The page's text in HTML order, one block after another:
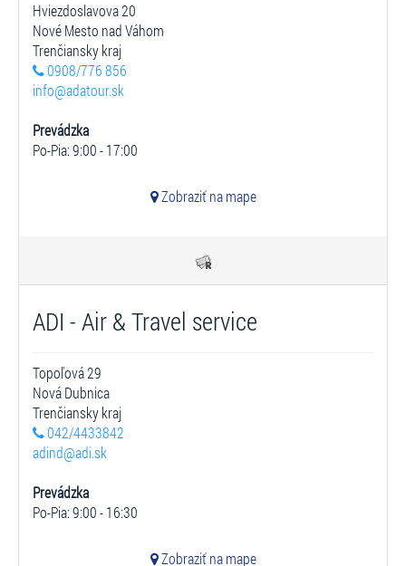
Hviezdoslavova 20
Nové Mesto nad Váhom
Trenčiansky kraj
0908/776 856
info@adatour.sk
Prevádzka
Po-Pia: 9:00 - 17:00
Zobraziť na mape
ADI - Air & Travel service
Topoľová 29
Nová Dubnica
Trenčiansky kraj
042/4433842
adind@adi.sk
Prevádzka
Po-Pia: 9:00 - 16:30
Zobraziť na mape